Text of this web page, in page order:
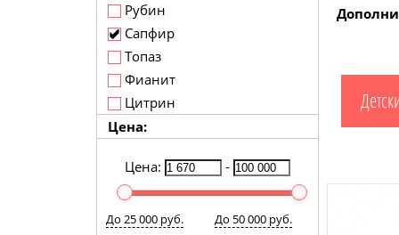
Рубин
Сапфир
Топаз
Фианит
Цитрин
Цена:
Цена: -
До 25 000 руб.
До 50 000 руб.